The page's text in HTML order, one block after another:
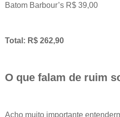
Batom Barbour’s R$ 39,00
Total: R$ 262,90
O que falam de ruim
Acho muito importante